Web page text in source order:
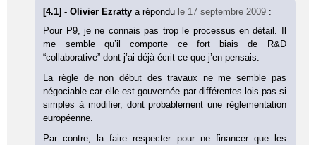
[4.1] - Olivier Ezrattya répondu le 17 septembre 2009 :
Pour P9, je ne connais pas trop le processus en détail. Il
me semble qu’il comporte ce fort biais de R&D
“collaborative” dont j’ai déjà écrit ce que j’en pensais.
La règle de non début des travaux ne me semble pas
négociable car elle est gouvernée par différentes lois pas si
simples à modifier, dont probablement une règlementation
européenne.
Par contre, la faire respecter pour ne financer que les